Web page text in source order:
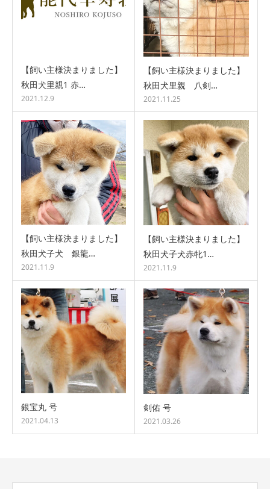
【飼い主様決まりました】
秋田犬里親1 赤…
2021.12.9
【飼い主様決まりました】
秋田犬里親 八剣…
2021.11.25
【飼い主様決まりました】
秋田犬子犬 銀龍…
2021.11.9
【飼い主様決まりました】
秋田犬子犬赤牝1…
2021.11.9
銀宝丸 号
2021.04.13
剣佑 号
2021.03.26